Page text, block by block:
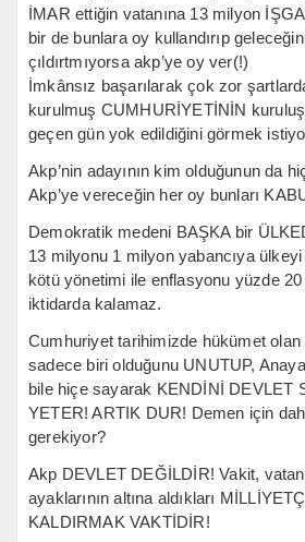
İMAR ettiğin vatanına 13 milyon
bir de bunlara oy kullandırıp
çıldırtmıyorsa akp’ye oy ver(!)
İmkânsız başarılarak çok zor
kurulmuş CUMHURİYETİNİN
geçen gün yok edildiğini görmek
Akp’nin adayının kim olduğunun da
Akp’ye vereceğin her oy bunları
Demokratik medeni BAŞKA bir
13 milyonu 1 milyon yabancıya
kötü yönetimi ile enflasyonu yüzde
iktidarda kalamaz.
Cumhuriyet tarihimizde hükümet
sadece biri olduğunu UNUTUP,
bile hiçe sayarak KENDİNİ DEVLET
YETER! ARTIK DUR! Demen için
gerekiyor?
Akp DEVLET DEĞİLDİR! Vakit,
ayaklarının altına aldıkları
KALDIRMAK VAKTİDİR!